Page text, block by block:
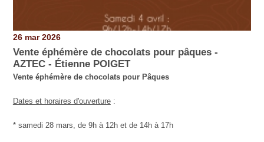
26 mar 2026
Vente éphémère de chocolats pour pâques -
AZTEC - Étienne POIGET
Vente éphémère de chocolats pour Pâques
Dates et horaires d'ouverture:
* samedi 28 mars, de 9h à 12h et de 14h à 17h